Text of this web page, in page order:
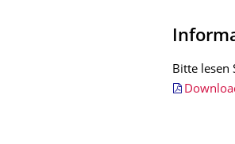
Bitte lesen